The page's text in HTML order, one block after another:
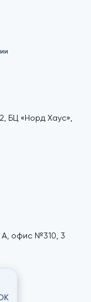
БЦ «Норд Хаус»,
А, офис №310, 3